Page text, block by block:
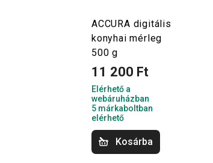
ACCURA digitális
konyhai mérleg
500 g
11 200 Ft
Elérhető a
webáruházban
5 márkaboltban
elérhető
Kosárba